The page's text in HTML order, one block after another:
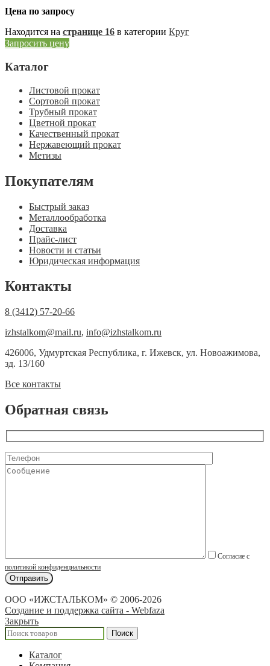
Цена по запросу
Находится на странице 16 в категории Круг
Запросить цену
Каталог
Листовой прокат
Сортовой прокат
Трубный прокат
Цветной прокат
Качественный прокат
Нержавеющий прокат
Метизы
Покупателям
Быстрый заказ
Металлообработка
Доставка
Прайс-лист
Новости и статьи
Юридическая информация
Контакты
8 (3412) 57-20-66
izhstalkom@mail.ru, info@izhstalkom.ru
426006, Удмуртская Республика, г. Ижевск, ул. Новоажимова,
зд. 13/160
Все контакты
Обратная связь
Согласие с
политикой конфиденциальности
ООО «ИЖСТАЛЬКОМ» © 2006-2026
Создание и поддержка сайта - Webfaza
Закрыть
Поиск
Каталог